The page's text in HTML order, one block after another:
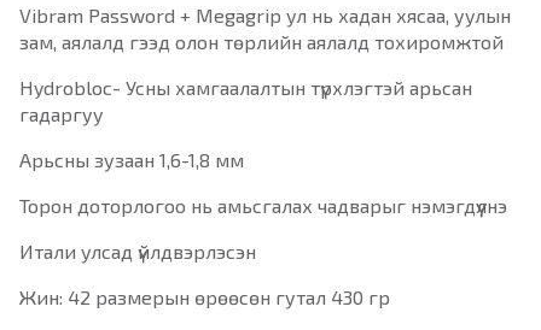
Vibram Password + Megagrip ул нь хадан хясаа, уулын
зам, аялалд гээд олон төрлийн аялалд тохиромжтой
Hydrobloc- Усны хамгаалалтын түрхлэгтэй арьсан
гадаргуу
Арьсны зузаан 1,6-1,8 мм
Торон доторлогоо нь амьсгалах чадварыг нэмэгдүүлнэ
Итали улсад үйлдвэрлэсэн
Жин: 42 размерын өрөөсөн гутал 430 гр